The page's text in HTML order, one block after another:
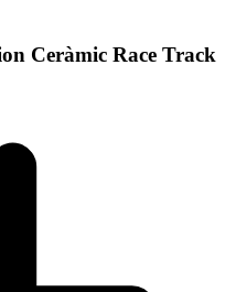
Ceràmic Race Track